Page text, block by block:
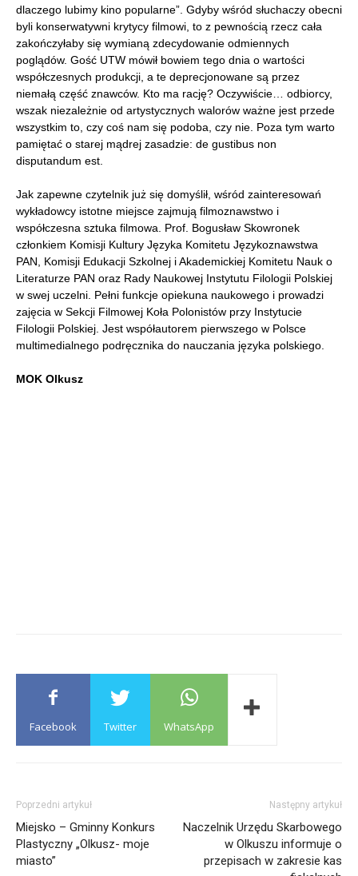
dlaczego lubimy kino popularne”. Gdyby wśród słuchaczy obecni
byli konserwatywni krytycy filmowi, to z pewnością rzecz cała
zakończyłaby się wymianą zdecydowanie odmiennych
poglądów. Gość UTW mówił bowiem tego dnia o wartości
współczesnych produkcji, a te deprecjonowane są przez
niemałą część znawców. Kto ma rację? Oczywiście… odbiorcy,
wszak niezależnie od artystycznych walorów ważne jest przede
wszystkim to, czy coś nam się podoba, czy nie. Poza tym warto
pamiętać o starej mądrej zasadzie: de gustibus non
disputandum est.
Jak zapewne czytelnik już się domyślił, wśród zainteresowań
wykładowcy istotne miejsce zajmują filmoznawstwo i
współczesna sztuka filmowa. Prof. Bogusław Skowronek
członkiem Komisji Kultury Języka Komitetu Językoznawstwa
PAN, Komisji Edukacji Szkolnej i Akademickiej Komitetu Nauk o
Literaturze PAN oraz Rady Naukowej Instytutu Filologii Polskiej
w swej uczelni. Pełni funkcje opiekuna naukowego i prowadzi
zajęcia w Sekcji Filmowej Koła Polonistów przy Instytucie
Filologii Polskiej. Jest współautorem pierwszego w Polsce
multimedialnego podręcznika do nauczania języka polskiego.
MOK Olkusz
Facebook Twitter WhatsApp
Poprzedni artykuł
Miejsko – Gminny Konkurs
Plastyczny „Olkusz- moje
miasto”
Następny artykuł
Naczelnik Urzędu Skarbowego
w Olkuszu informuje o
przepisach w zakresie kas